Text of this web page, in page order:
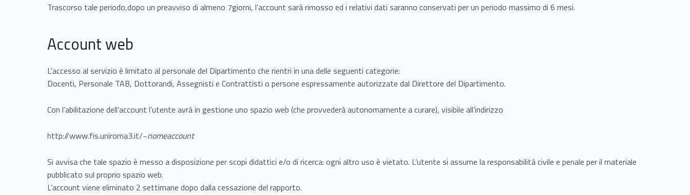
Trascorso tale periodo,dopo un preavviso di almeno 7giorni, l’account sarà rimosso ed i relativi dati saranno conservati per un periodo massimo di 6 mesi.
Account web
L’accesso al servizio è limitato al personale del Dipartimento che rientri in una delle seguenti categorie:
Docenti, Personale TAB, Dottorandi, Assegnisti e Contrattisti o persone espressamente autorizzate dal Direttore del Dipartimento.
Con l’abilitazione dell’account l’utente avrà in gestione uno spazio web (che provvederà autonomamente a curare), visibile all’indirizzo
http://www.fis.uniroma3.it/~nomeaccount
Si avvisa che tale spazio è messo a disposizione per scopi didattici e/o di ricerca: ogni altro uso è vietato. L’utente si assume la responsabilità civile e penale per il materiale
pubblicato sul proprio spazio web.
L’account viene eliminato 2 settimane dopo dalla cessazione del rapporto.